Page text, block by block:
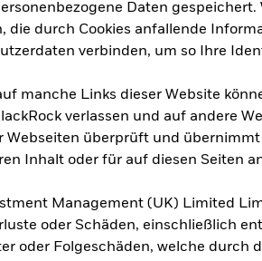
Daten gespeichert.
die durch Cookies anfallende
verbinden, um so Ihre
manche Links dieser Website
verlassen und auf andere
Webseiten überprüft und
Inhalt oder für auf diesen Seiten
Management (UK) Limited
oder Schäden, einschließlich
oder Folgeschäden, welche durch